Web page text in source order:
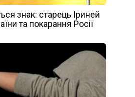
знак: старець Іриней
та покарання Росії